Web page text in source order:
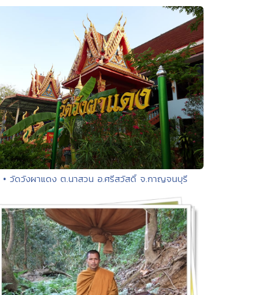
• วัดวังผาแดง ต.นาสวน อ.ศรีสวัสดิ์ จ.กาญจนบุรี